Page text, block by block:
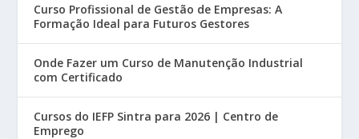
Curso Profissional de Gestão de Empresas: A
Formação Ideal para Futuros Gestores
Onde Fazer um Curso de Manutenção Industrial
com Certificado
Cursos do IEFP Sintra para 2026 | Centro de
Emprego